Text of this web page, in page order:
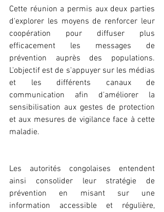
Cette réunion a permis aux deux parties
d'explorer les moyens de renforcer leur
coopération pour diffuser plus
efficacement les messages de
prévention auprès des populations.
L'objectif est de s'appuyer sur les médias
et les différents canaux de
communication afin d'améliorer la
sensibilisation aux gestes de protection
et aux mesures de vigilance face à cette
maladie.
Les autorités congolaises entendent
ainsi consolider leur stratégie de
prévention en misant sur une
information accessible et régulière,